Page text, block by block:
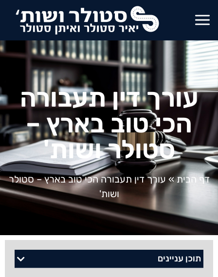
עורך דין תעבורה
הכי טוב בארץ –
סטולר ושות'
דף הבית» עורך דין תעבורה הכי טוב בארץ – סטולר
ושות'
תוכן עניינים